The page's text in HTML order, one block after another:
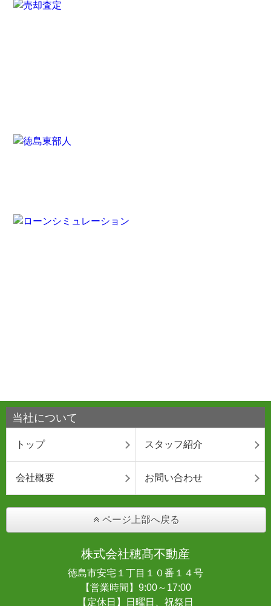
当社について
トップ スタッフ紹介
会社概要 お問い合わせ
ページ上部へ戻る
株式会社穂髙不動産
徳島市安宅１丁目１０番１４号
【営業時間】9:00～17:00
【定休日】日曜日、祝祭日